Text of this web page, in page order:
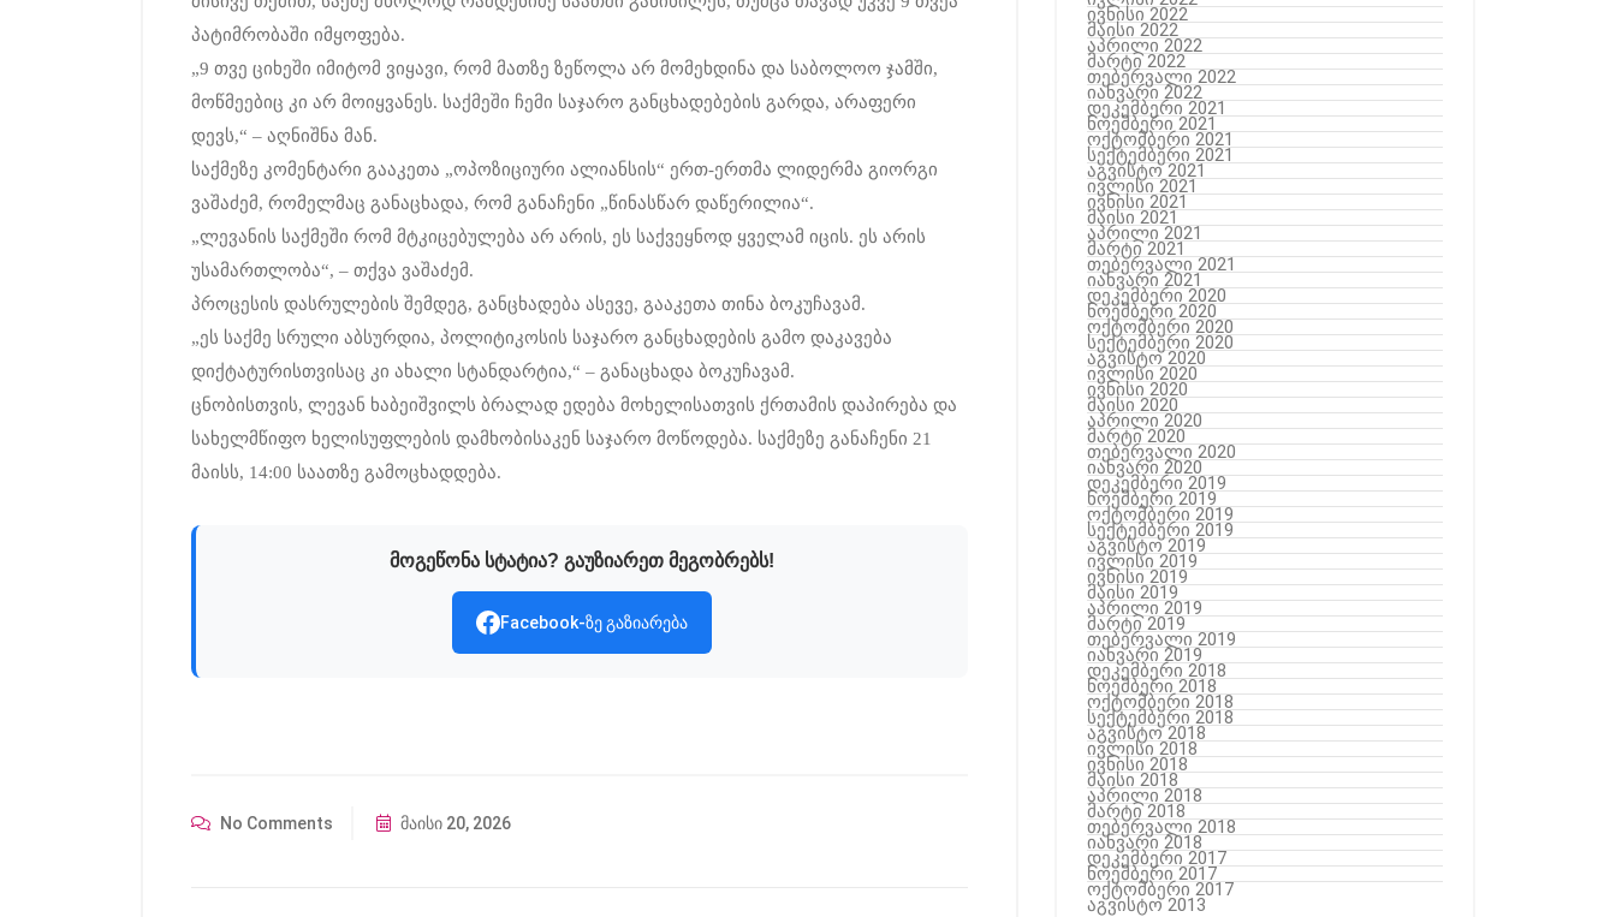
პატიმრობაში იმყოფება.
„9 თვე ციხეში იმიტომ ვიყავი, რომ მათზე ზეწოლა არ მომეხდინა და საბოლოო ჯამში,
მოწმეებიც კი არ მოიყვანეს. საქმეში ჩემი საჯარო განცხადებების გარდა, არაფერი
დევს,“ – აღნიშნა მან.
საქმეზე კომენტარი გააკეთა „ოპოზიციური ალიანსის“ ერთ-ერთმა ლიდერმა გიორგი
ვაშაძემ, რომელმაც განაცხადა, რომ განაჩენი „წინასწარ დაწერილია“.
„ლევანის საქმეში რომ მტკიცებულება არ არის, ეს საქვეყნოდ ყველამ იცის. ეს არის
უსამართლობა“, – თქვა ვაშაძემ.
პროცესის დასრულების შემდეგ, განცხადება ასევე, გააკეთა თინა ბოკუჩავამ.
„ეს საქმე სრული აბსურდია, პოლიტიკოსის საჯარო განცხადების გამო დაკავება
დიქტატურისთვისაც კი ახალი სტანდარტია,“ – განაცხადა ბოკუჩავამ.
ცნობისთვის, ლევან ხაბეიშვილს ბრალად ედება მოხელისათვის ქრთამის დაპირება და
სახელმწიფო ხელისუფლების დამხობისაკენ საჯარო მოწოდება. საქმეზე განაჩენი 21
მაისს, 14:00 საათზე გამოცხადდება.
მოგეწონა სტატია? გაუზიარეთ მეგობრებს!
Facebook-ზე გაზიარება
No Comments მაისი 20, 2026
ივნისი 2022
მაისი 2022
აპრილი 2022
მარტი 2022
თებერვალი 2022
იანვარი 2022
დეკემბერი 2021
ნოემბერი 2021
ოქტომბერი 2021
სექტემბერი 2021
აგვისტო 2021
ივლისი 2021
ივნისი 2021
მაისი 2021
აპრილი 2021
მარტი 2021
თებერვალი 2021
იანვარი 2021
დეკემბერი 2020
ნოემბერი 2020
ოქტომბერი 2020
სექტემბერი 2020
აგვისტო 2020
ივლისი 2020
ივნისი 2020
მაისი 2020
აპრილი 2020
მარტი 2020
თებერვალი 2020
იანვარი 2020
დეკემბერი 2019
ნოემბერი 2019
ოქტომბერი 2019
სექტემბერი 2019
აგვისტო 2019
ივლისი 2019
ივნისი 2019
მაისი 2019
აპრილი 2019
მარტი 2019
თებერვალი 2019
იანვარი 2019
დეკემბერი 2018
ნოემბერი 2018
ოქტომბერი 2018
სექტემბერი 2018
აგვისტო 2018
ივლისი 2018
ივნისი 2018
მაისი 2018
აპრილი 2018
მარტი 2018
თებერვალი 2018
იანვარი 2018
დეკემბერი 2017
ნოემბერი 2017
ოქტომბერი 2017
აგვისტო 2013